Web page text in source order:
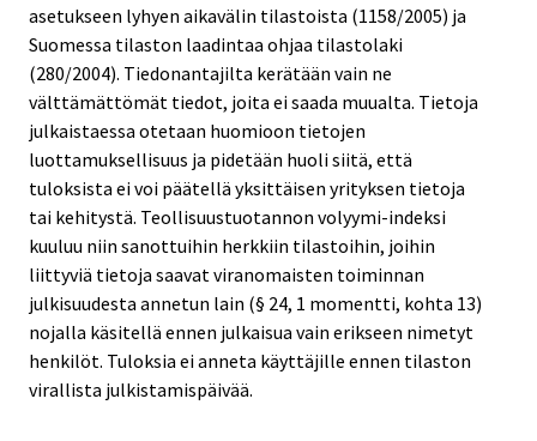
asetukseen lyhyen aikavälin tilastoista (1158/2005) ja
Suomessa tilaston laadintaa ohjaa tilastolaki
(280/2004). Tiedonantajilta kerätään vain ne
välttämättömät tiedot, joita ei saada muualta. Tietoja
julkaistaessa otetaan huomioon tietojen
luottamuksellisuus ja pidetään huoli siitä, että
tuloksista ei voi päätellä yksittäisen yrityksen tietoja
tai kehitystä. Teollisuustuotannon volyymi-indeksi
kuuluu niin sanottuihin herkkiin tilastoihin, joihin
liittyviä tietoja saavat viranomaisten toiminnan
julkisuudesta annetun lain (§ 24, 1 momentti, kohta 13)
nojalla käsitellä ennen julkaisua vain erikseen nimetyt
henkilöt. Tuloksia ei anneta käyttäjille ennen tilaston
virallista julkistamispäivää.